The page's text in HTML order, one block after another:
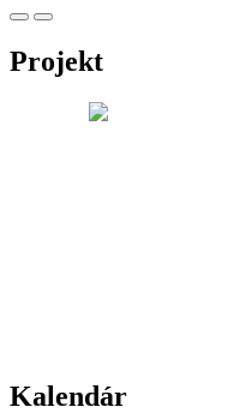
Projekt
Kalendár